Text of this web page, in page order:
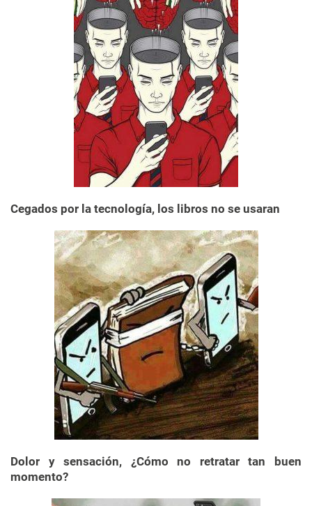
Cegados por la tecnología, los libros no se usaran
Dolor y sensación, ¿Cómo no retratar tan buen
momento?